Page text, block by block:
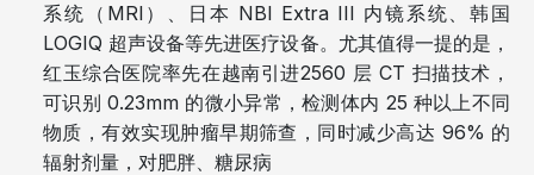
系统（MRI）、日本 NBI Extra III 内镜系统、韩国
LOGIQ 超声设备等先进医疗设备。尤其值得一提的是，
红玉综合医院率先在越南引进2560 层 CT 扫描技术，
可识别 0.23mm 的微小异常，检测体内 25 种以上不同
物质，有效实现肿瘤早期筛查，同时减少高达 96% 的
辐射剂量，对肥胖、糖尿病